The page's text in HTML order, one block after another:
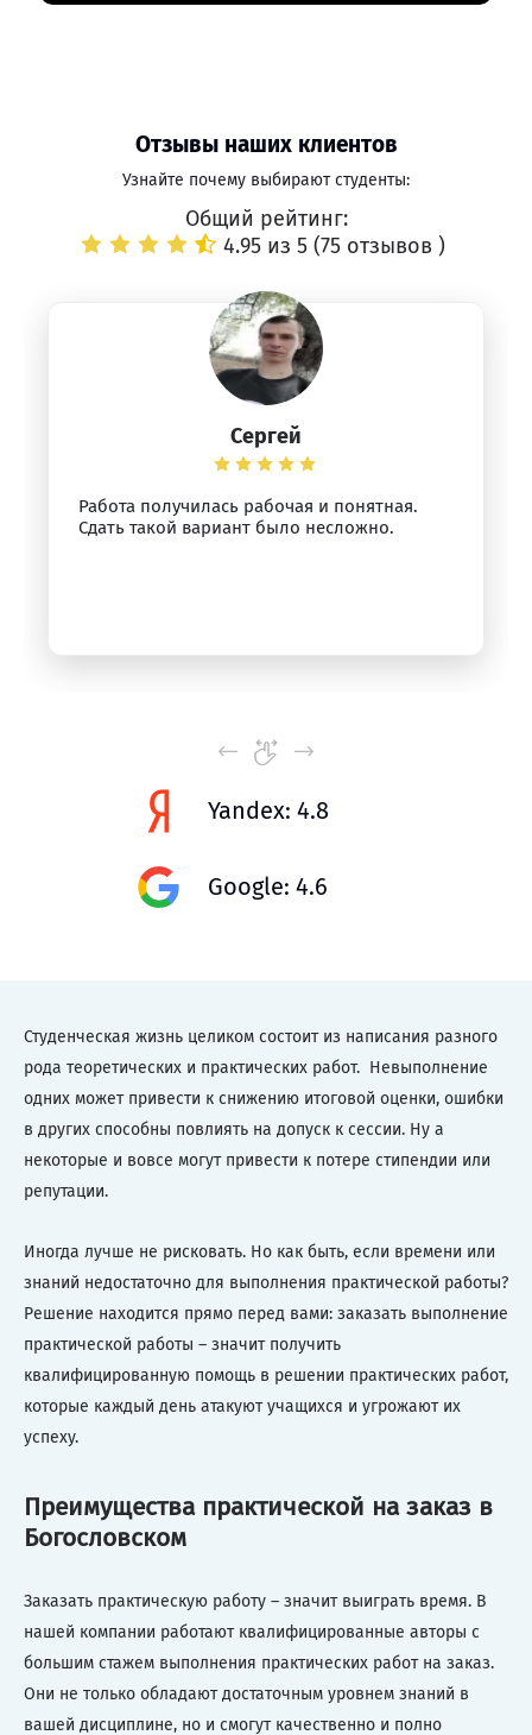
Отзывы наших клиентов
Узнайте почему выбирают студенты:
Общий рейтинг:
4.95 из 5 (75 отзывов )
Сергей
Работа получилась рабочая и понятная.
Сдать такой вариант было несложно.
Yandex: 4.8
Google: 4.6
Студенческая жизнь целиком состоит из написания разного
рода теоретических и практических работ. Невыполнение
одних может привести к снижению итоговой оценки, ошибки
в других способны повлиять на допуск к сессии. Ну а
некоторые и вовсе могут привести к потере стипендии или
репутации.
Иногда лучше не рисковать. Но как быть, если времени или
знаний недостаточно для выполнения практической работы?
Решение находится прямо перед вами: заказать выполнение
практической работы – значит получить
квалифицированную помощь в решении практических работ,
которые каждый день атакуют учащихся и угрожают их
успеху.
Преимущества практической на заказ в
Богословском
Заказать практическую работу – значит выиграть время. В
нашей компании работают квалифицированные авторы с
большим стажем выполнения практических работ на заказ.
Они не только обладают достаточным уровнем знаний в
вашей дисциплине, но и смогут качественно и полно